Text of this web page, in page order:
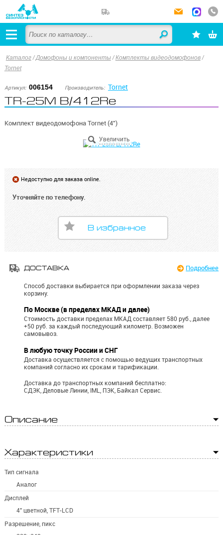
Каталог/Домофоны и компоненты /Комплекты видеодомофонов /
Tornet
Артикул: 006154 Производитель: Tornet
TR-25M B/412Re
Комплект видеодомофона Tornet (4")
Недоступно для заказа online.
Уточняйте по телефону.
В избранное
ДОСТАВКА Подробнее
Способ доставки выбирается при оформлении заказа через
корзину.
По Москве (в пределах МКАД и далее)
Стоимость доставки пределах МКАД составляет 580 руб., далее
+50 руб. за каждый последующий километр. Возможен
самовывоз.
В любую точку России и СНГ
Доставка осуществляется с помощью ведущих транспортных
компаний согласно их срокам и тарификации.
Доставка до транспортных компаний бесплатно:
СДЭК, Деловые Линии, IML, ПЭК, Байкал Сервис.
Описание
Характеристики
Тип сигнала
Аналог
Дисплей
4" цветной, TFT-LCD
Разрешение, пикс